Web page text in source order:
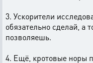
3. Ускорители
обязательно сделай, а
позволяешь.
4. Ещё, кротовые норы